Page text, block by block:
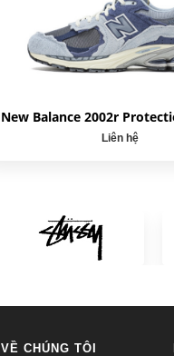
Liên hệ
VỀ CHÚNG TÔI